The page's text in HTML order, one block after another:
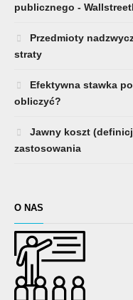
publicznego -
Przedmioty
straty
Efektywna stawka
obliczyć?
Jawny koszt
zastosowania
O NAS